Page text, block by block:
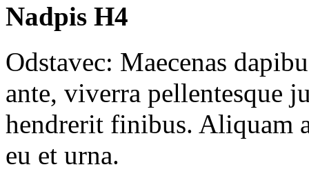
Nadpis H4
Odstavec: Maecenas
ante, viverra pellentesque
hendrerit finibus. Aliquam
eu et urna.